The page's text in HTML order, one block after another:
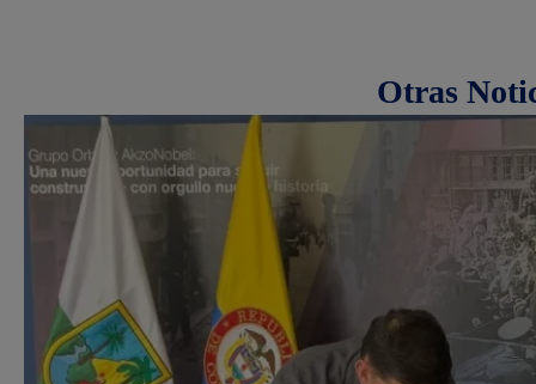
Otras